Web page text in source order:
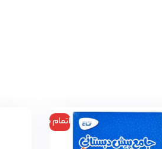
اتمام موجودی